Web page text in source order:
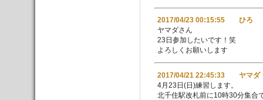
2017/04/23 00:15:55 ひろ
ヤマダさん
23日参加したいです！笑
よろしくお願いします
2017/04/21 22:45:33 ヤマダ
4月23日(日)練習します。
北千住駅改札前に10時30分集合